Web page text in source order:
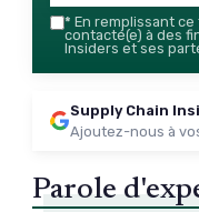
* En remplissant ce
contacté(e) à des
Insiders et ses
Supply Chain
Ajoutez-nous à
Parole